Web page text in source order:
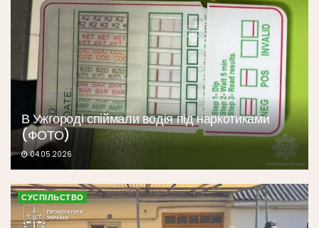
В Ужгороді спіймали водія під наркотиками
(ФОТО)
04.05.2026
СУСПІЛЬСТВО